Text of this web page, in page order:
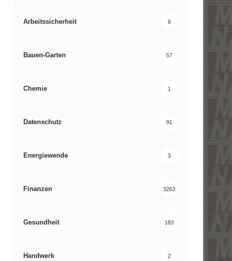
Arbeitssicherheit 9
Bauen-Garten 57
Chemie 1
Datenschutz 91
Energiewende 3
Finanzen 3263
Gesundheit 183
Handwerk 2